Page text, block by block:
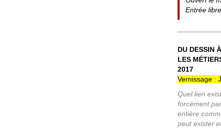
Entrée libre
DU DESSIN
LES
2017
Vernissage :
Quel lien
forcément
entière
peut exister